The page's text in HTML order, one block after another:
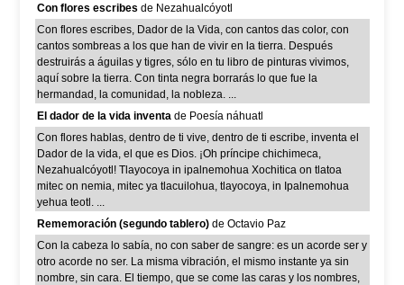
Con flores escribes de Nezahualcóyotl
Con flores escribes, Dador de la Vida, con cantos das color, con
cantos sombreas a los que han de vivir en la tierra. Después
destruirás a águilas y tigres, sólo en tu libro de pinturas vivimos,
aquí sobre la tierra. Con tinta negra borrarás lo que fue la
hermandad, la comunidad, la nobleza. ...
El dador de la vida inventa de Poesía náhuatl
Con flores hablas, dentro de ti vive, dentro de ti escribe, inventa el
Dador de la vida, el que es Dios. ¡Oh príncipe chichimeca,
Nezahualcóyotl! Tlayocoya in ipalnemohua Xochitica on tlatoa
mitec on nemia, mitec ya tlacuilohua, tlayocoya, in Ipalnemohua
yehua teotl. ...
Rememoración (segundo tablero) de Octavio Paz
Con la cabeza lo sabía, no con saber de sangre: es un acorde ser y
otro acorde no ser. La misma vibración, el mismo instante ya sin
nombre, sin cara. El tiempo, que se come las caras y los nombres,